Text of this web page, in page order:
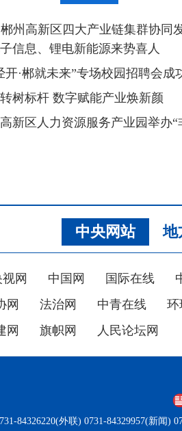
州高新区四大产业链集群协
信息、锂电新能源来势喜人
·郴就未来”专场校园招聘会成
树标杆 数字赋能产业焕新颜
新区人力资源服务产业园举办
中央网站 地
网 中国网 国际在线
网 法治网 中青在线
环
网 旗帜网 人民论坛网
84326220(外联) 0731-84329957(新闻)